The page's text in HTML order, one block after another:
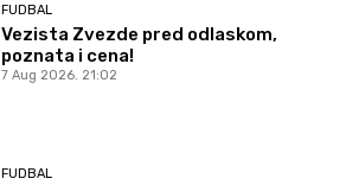
FUDBAL
Vezista Zvezde pred odlaskom,
poznata i cena!
7 Aug 2026. 21:02
FUDBAL